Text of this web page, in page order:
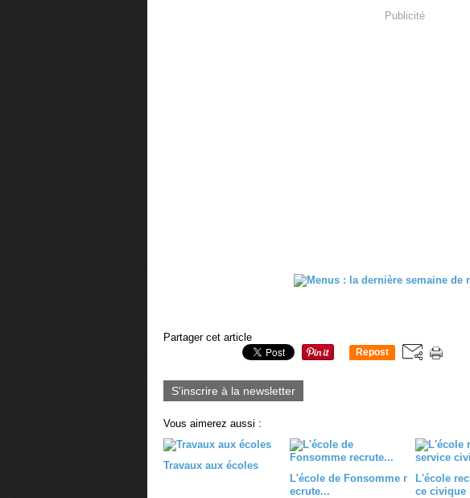
Publicité
Partager cet article
Repost
S'inscrire à la newsletter
Vous aimerez aussi :
Travaux aux écoles
L'école de Fonsomme r
ecrute...
L'école
ce civique